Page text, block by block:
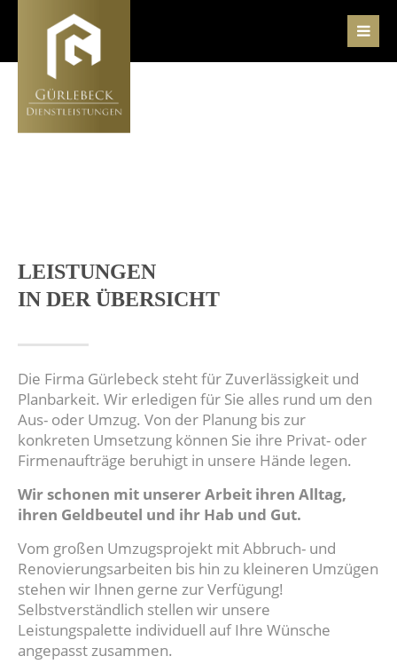
Der Eintrag "offcanvas-col1" existiert leider
nicht.
Der Eintrag "offcanvas-col2" existiert leider
Der Eintrag "offcanvas-col4" existiert leider
LEISTUNGEN
IN DER ÜBERSICHT
Die Firma Gürlebeck steht für Zuverlässigkeit und
Planbarkeit. Wir erledigen für Sie alles rund um den
Aus- oder Umzug. Von der Planung bis zur
konkreten Umsetzung können Sie ihre Privat- oder
Firmenaufträge beruhigt in unsere Hände legen.
Wir schonen mit unserer Arbeit ihren Alltag,
ihren Geldbeutel und ihr Hab und Gut.
Vom großen Umzugsprojekt mit Abbruch- und
Renovierungsarbeiten bis hin zu kleineren Umzügen
stehen wir Ihnen gerne zur Verfügung!
Selbstverständlich stellen wir unsere
Leistungspalette individuell auf Ihre Wünsche
angepasst zusammen.